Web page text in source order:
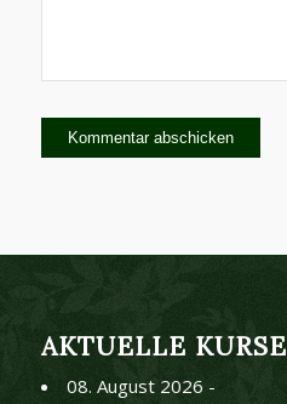
AKTUELLE KURSE
08. August 2026 -